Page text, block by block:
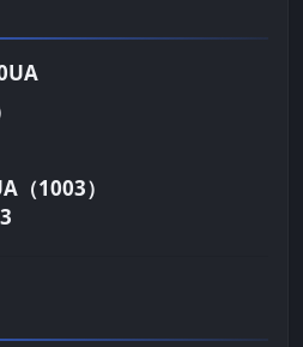
（1003）